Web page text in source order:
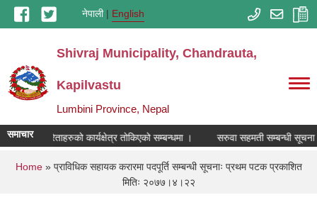
Skip to main contentनेपाली English
Shivraj Municipality, Chandrauta,
Kapilvastu
Lumbini Province, Nepal
समाचार
मल विक्रेताहरुको कार्यक्षेत्र तोकिएको सम्बन्धमा । सरुवा सहमती सम्बन्धी सूचना
You are here
Home» प्राविधिक सहायक करारमा पदपूर्ति सम्बन्धी सूचनाः प्रथम पटक प्रकाशित
मितिः २०७७।४।२२